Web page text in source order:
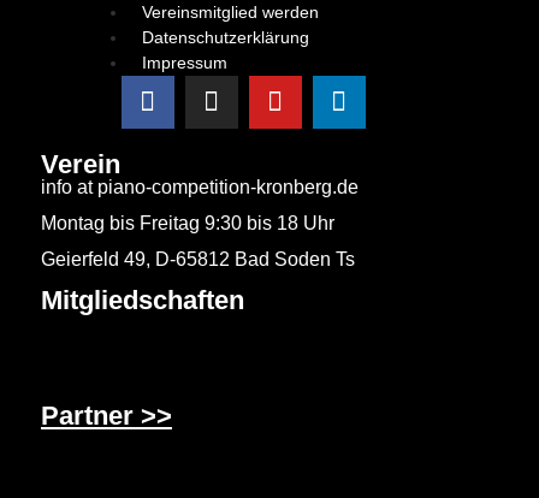
Vereinsmitglied werden
Datenschutzerklärung
Impressum
Verein
info at piano-competition-kronberg.de
Montag bis Freitag 9:30 bis 18 Uhr
Geierfeld 49, D-65812 Bad Soden Ts
Mitgliedschaften
Partner >>